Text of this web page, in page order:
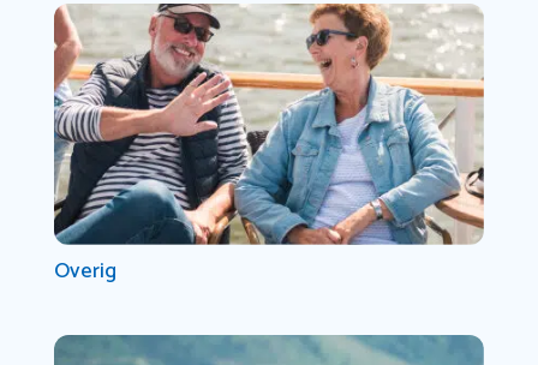
Overig